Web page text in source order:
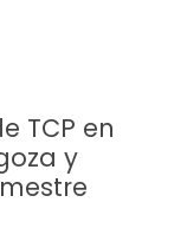
TCP en
y